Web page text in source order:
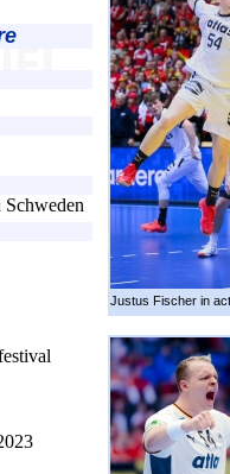
Justus Fischer in